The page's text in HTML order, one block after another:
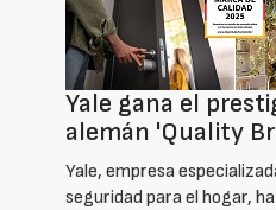
Yale gana el
alemán 'Quality
Yale, empresa
seguridad para el hogar,